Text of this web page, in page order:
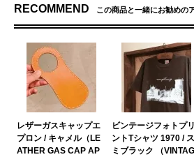
RECOMMEND この商品と一緒にお勧めの
レザーガスキャップエ
プロン / キャメル（LE
ATHER GAS CAP AP
ビンテージフォトプリ
ントTシャツ 1970 / ス
ミブラック （